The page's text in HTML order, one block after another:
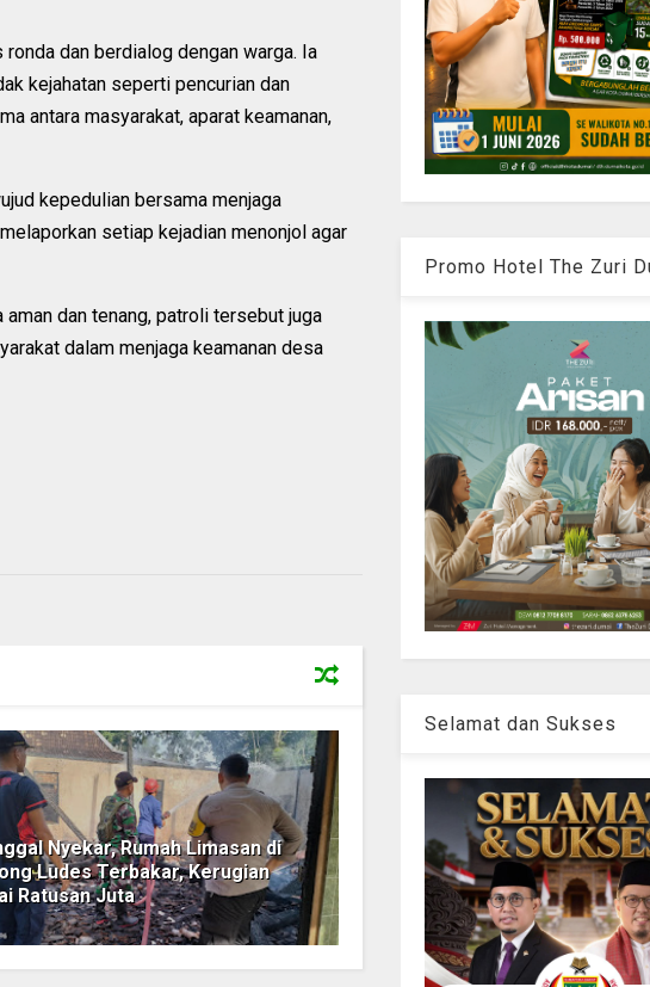
dan berdialog dengan warga. Ia
kejahatan seperti pencurian dan
antara masyarakat, aparat keamanan,
kepedulian bersama menjaga
setiap kejadian menonjol agar
dan tenang, patroli tersebut juga
dalam menjaga keamanan desa
Nyekar, Rumah Limasan di
Ludes Terbakar, Kerugian
Ratusan Juta
Promo Hotel The Zuri
Selamat dan Sukses